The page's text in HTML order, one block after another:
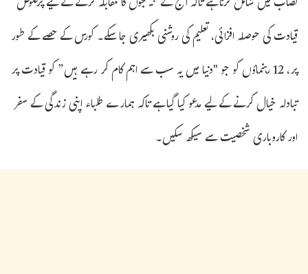
قیادت کی حوصلہ افزائی، تعلیم کی روشنی بکھیری جا سکے۔ کورس کے حصے کے طور
پر، 12 رہنماؤں کو جو "دنیا میں یہ سب سے اہم کام کر رہے ہیں” کو قیادت پر
تبادلہ خیال کرنے کے لیے مدعو کیا گیا ہے تاکہ ہمارے طلباء اپنی زندگی کے سفر
اور کاروباری شخصیت سے سیکھ سکیں۔